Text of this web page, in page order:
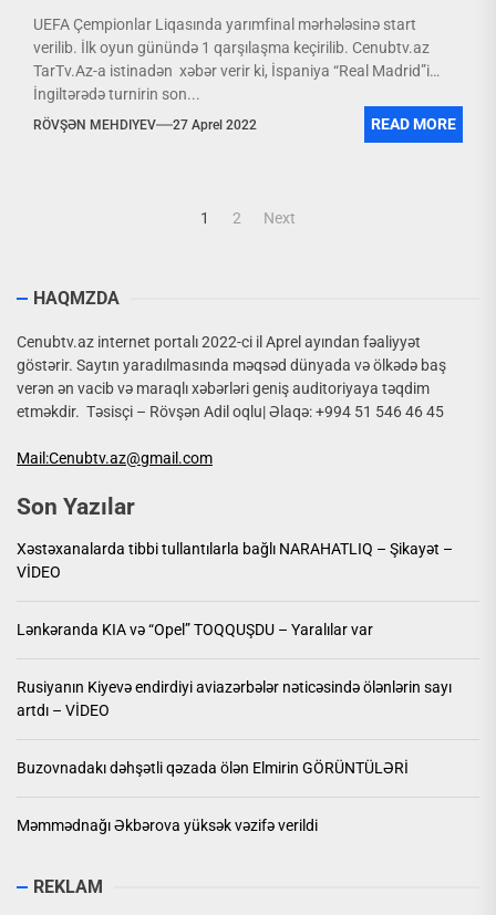
UEFA Çempionlar Liqasında yarımfinal mərhələsinə start
verilib. İlk oyun günündə 1 qarşılaşma keçirilib. Cenubtv.az
TarTv.Az-a istinadən xəbər verir ki, İspaniya “Real Madrid”i
İngiltərədə turnirin son...
RÖVŞƏN MEHDIYEV 27 Aprel 2022 READ MORE
1 2 Next
HAQMZDA
Cenubtv.az internet portalı 2022-ci il Aprel ayından fəaliyyət
göstərir. Saytın yaradılmasında məqsəd dünyada və ölkədə baş
verən ən vacib və maraqlı xəbərləri geniş auditoriyaya təqdim
etməkdir. Təsisçi – Rövşən Adil oqlu| Əlaqə: +994 51 546 46 45
Mail:Cenubtv.az@gmail.com
Son Yazılar
Xəstəxanalarda tibbi tullantılarla bağlı NARAHATLIQ – Şikayət –
VİDEO
Lənkəranda KIA və “Opel” TOQQUŞDU – Yaralılar var
Rusiyanın Kiyevə endirdiyi aviazərbələr nəticəsində ölənlərin sayı
artdı – VİDEO
Buzovnadakı dəhşətli qəzada ölən Elmirin GÖRÜNTÜLƏRİ
Məmmədnağı Əkbərova yüksək vəzifə verildi
REKLAM